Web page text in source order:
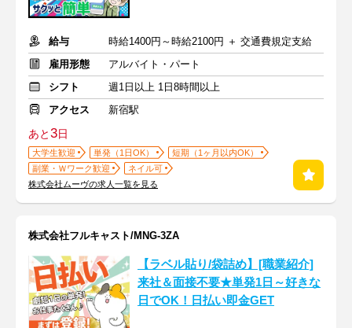
給与
時給1400円～時給2100円 ＋ 交通費規定支給
雇用形態
アルバイト・パート
シフト
週1日以上 1日8時間以上
アクセス
新宿駅
あと3日
大学生歓迎 単発（1日OK）
短期（1ヶ月以内OK）
副業・Ｗワーク歓迎
ネイル可
株式会社ムーヴの求人一覧を見る
株式会社フルキャスト/MNG-3ZA
【ラベル貼り/袋詰め】[職業紹介]
来社＆面接不要★単発1日～好きな
日でOK！日払い即金GET